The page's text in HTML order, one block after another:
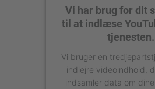
Vi har brug for dit
til at indlæse
tjenesten.
Vi bruger en
indlejre videoindhold,
indsamler data om